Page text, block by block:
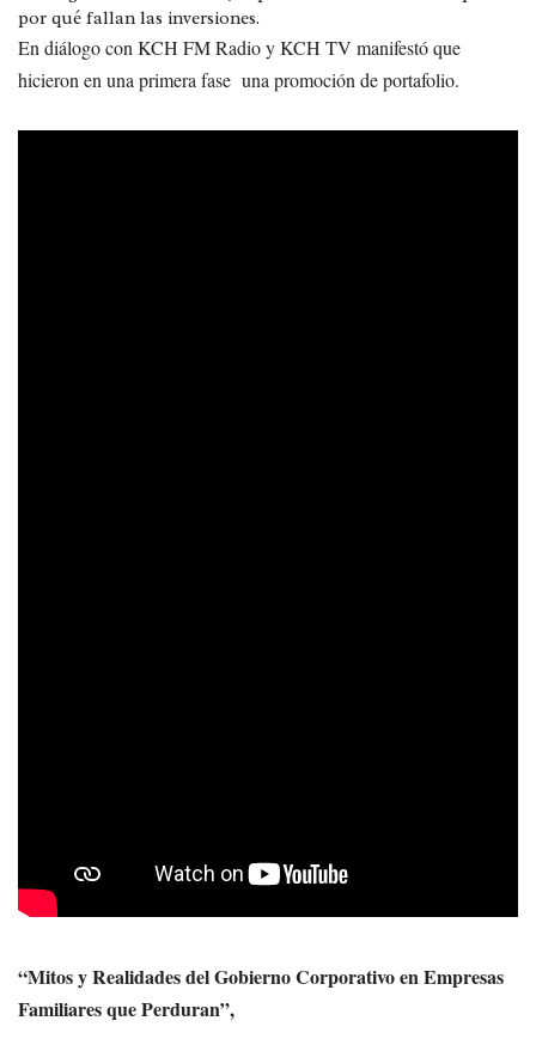
por qué fallan las inversiones.
En diálogo con KCH FM Radio y KCH TV manifestó que
hicieron en una primera fase una promoción de portafolio.
“Mitos y Realidades del Gobierno Corporativo en Empresas
Familiares que Perduran”,